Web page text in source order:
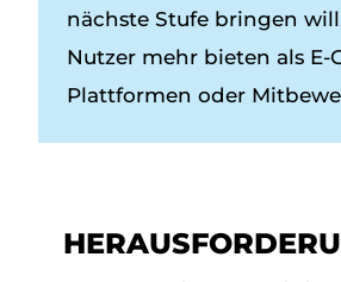
nächste Stufe bringen
Nutzer mehr bieten als E-
Plattformen oder